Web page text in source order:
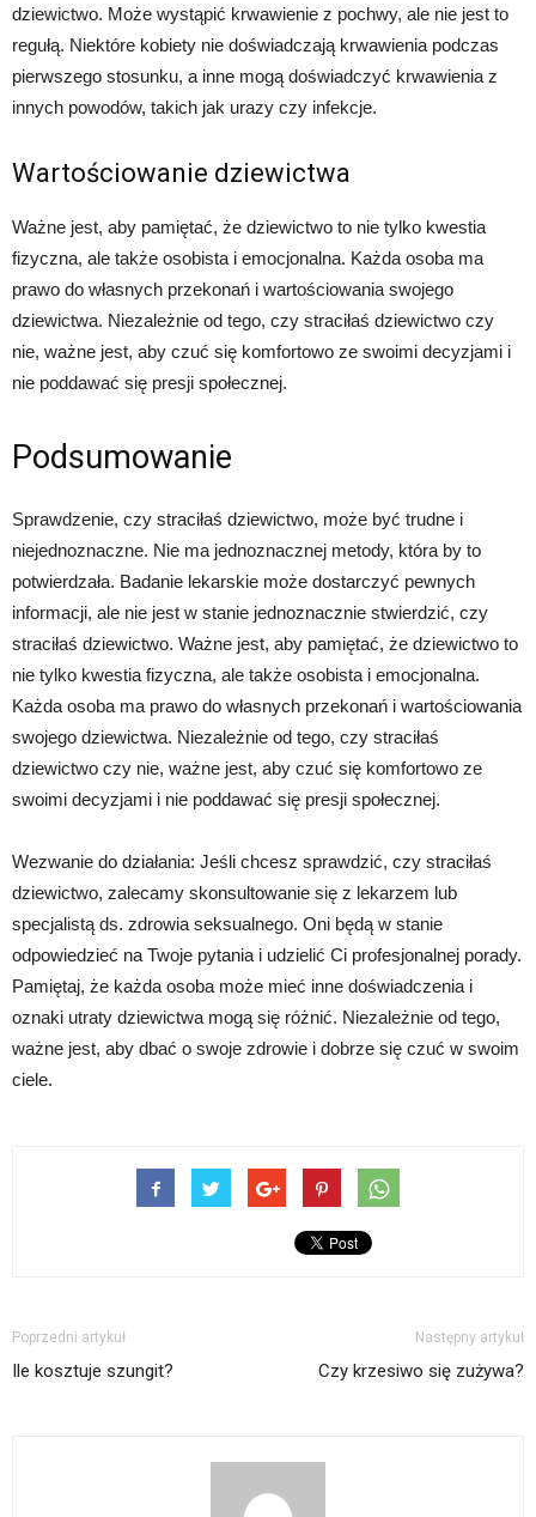
dziewictwo. Może wystąpić krwawienie z pochwy, ale nie jest to
regułą. Niektóre kobiety nie doświadczają krwawienia podczas
pierwszego stosunku, a inne mogą doświadczyć krwawienia z
innych powodów, takich jak urazy czy infekcje.
Wartościowanie dziewictwa
Ważne jest, aby pamiętać, że dziewictwo to nie tylko kwestia
fizyczna, ale także osobista i emocjonalna. Każda osoba ma
prawo do własnych przekonań i wartościowania swojego
dziewictwa. Niezależnie od tego, czy straciłaś dziewictwo czy
nie, ważne jest, aby czuć się komfortowo ze swoimi decyzjami i
nie poddawać się presji społecznej.
Podsumowanie
Sprawdzenie, czy straciłaś dziewictwo, może być trudne i
niejednoznaczne. Nie ma jednoznacznej metody, która by to
potwierdzała. Badanie lekarskie może dostarczyć pewnych
informacji, ale nie jest w stanie jednoznacznie stwierdzić, czy
straciłaś dziewictwo. Ważne jest, aby pamiętać, że dziewictwo to
nie tylko kwestia fizyczna, ale także osobista i emocjonalna.
Każda osoba ma prawo do własnych przekonań i wartościowania
swojego dziewictwa. Niezależnie od tego, czy straciłaś
dziewictwo czy nie, ważne jest, aby czuć się komfortowo ze
swoimi decyzjami i nie poddawać się presji społecznej.
Wezwanie do działania: Jeśli chcesz sprawdzić, czy straciłaś
dziewictwo, zalecamy skonsultowanie się z lekarzem lub
specjalistą ds. zdrowia seksualnego. Oni będą w stanie
odpowiedzieć na Twoje pytania i udzielić Ci profesjonalnej porady.
Pamiętaj, że każda osoba może mieć inne doświadczenia i
oznaki utraty dziewictwa mogą się różnić. Niezależnie od tego,
ważne jest, aby dbać o swoje zdrowie i dobrze się czuć w swoim
ciele.
Poprzedni artykuł
Ile kosztuje szungit?
Następny artykuł
Czy krzesiwo się zużywa?